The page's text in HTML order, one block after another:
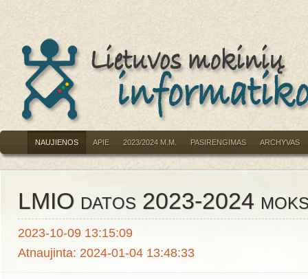
NAUJIENOS APIE 2023/2024 M.M. PASIRENGIMAS ARCHYVAS
LMIO datos 2023-2024
2023-10-09 13:15:09
Atnaujinta: 2024-01-04 13:48:33